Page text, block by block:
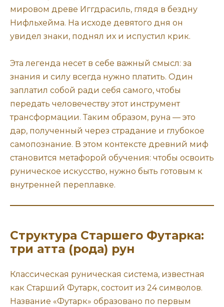
мировом древе Иггдрасиль, глядя в бездну
Нифльхейма. На исходе девятого дня он
увидел знаки, поднял их и испустил крик.
Эта легенда несет в себе важный смысл: за
знания и силу всегда нужно платить. Один
заплатил собой ради себя самого, чтобы
передать человечеству этот инструмент
трансформации. Таким образом, руна — это
дар, полученный через страдание и глубокое
самопознание. В этом контексте древний миф
становится метафорой обучения: чтобы освоить
руническое искусство, нужно быть готовым к
внутренней переплавке.
Структура Старшего Футарка:
три атта (рода) рун
Классическая руническая система, известная
как Старший Футарк, состоит из 24 символов.
Название «Футарк» образовано по первым